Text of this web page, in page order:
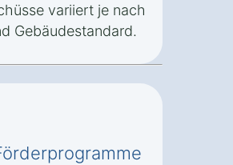
variiert je nach
Gebäudestandard.